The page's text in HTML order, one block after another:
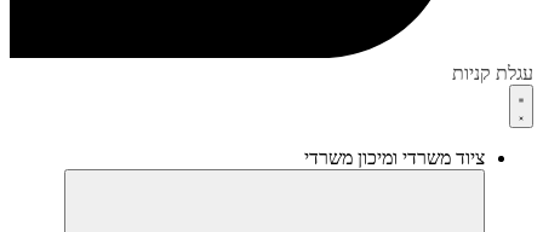
עגלת קניות
ציוד משרדי ומיכון משרדי